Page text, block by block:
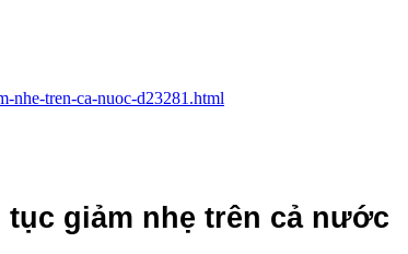
nhe-tren-ca-nuoc-d23281.html
tục giảm nhẹ trên cả nước